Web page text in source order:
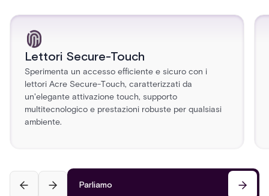
Lettori Secure-Touch
Sperimenta un accesso efficiente e sicuro con i
lettori Acre Secure-Touch, caratterizzati da
un'elegante attivazione touch, supporto
multitecnologico e prestazioni robuste per qualsiasi
ambiente.
Parliamo